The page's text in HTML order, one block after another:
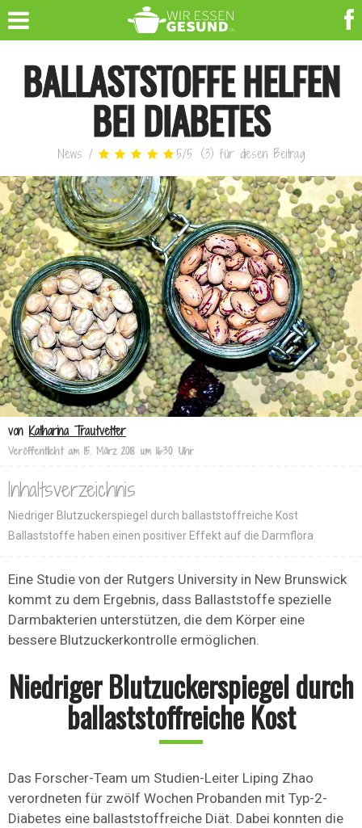
BALLASTSTOFFE HELFEN
BEI DIABETES
News / 5/5 (3) für diesen Beitrag
von Katharina Trautvetter
Veröffentlicht am 15. März 2018 um 16:30 Uhr
Inhaltsverzeichnis
Niedriger Blutzuckerspiegel durch ballaststoffreiche Kost
Ballaststoffe haben einen positiver Effekt auf die Darmflora
Eine Studie von der Rutgers University in New Brunswick
kommt zu dem Ergebnis, dass Ballaststoffe spezielle
Darmbakterien unterstützen, die dem Körper eine
bessere Blutzuckerkontrolle ermöglichen.
Niedriger Blutzuckerspiegel durch
ballaststoffreiche Kost
Das Forscher-Team um Studien-Leiter Liping Zhao
verordneten für zwölf Wochen Probanden mit Typ-2-
Diabetes eine ballaststoffreiche Diät. Dabei konnten die